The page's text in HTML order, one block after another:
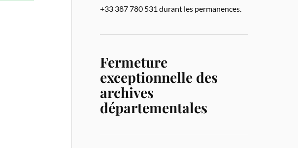
+33 387 780 531 durant les permanences.
Fermeture
exceptionnelle des
archives
départementales